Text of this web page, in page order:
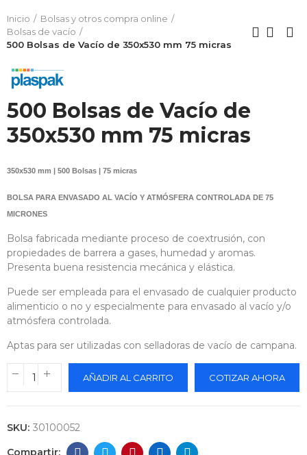
Inicio
Bolsas y otros compra online
Bolsas de vacío
500 Bolsas de Vacío de 350x530 mm 75 micras
500 Bolsas de Vacío de
350x530 mm 75 micras
350x530 mm | 500 Bolsas | 75 micras
BOLSA PARA ENVASADO AL VACÍO Y ATMÓSFERA CONTROLADA DE 75
MICRONES
Bolsa fabricada mediante proceso de coextrusión, con
propiedades de barrera a gases, humedad y aromas.
Presenta buena resistencia mecánica y elástica.
Puede ser empleada para el envasado de cualquier producto
alimenticio o no y especialmente para envasado al vacío y/o
atmósfera controlada.
Aptas para ser utilizadas con selladoras de vacío de campana.
AÑADIR AL CARRITO COTIZAR AHORA
SKU: 30100052